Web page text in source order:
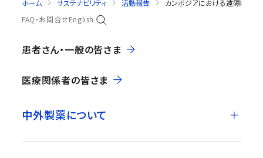
ホーム サステナビリティ 活動報告
カンボジアにおける遠隔眼科
FAQ・お問合せEnglish
患者さん・一般の皆さま
医療関係者の皆さま
中外製薬について